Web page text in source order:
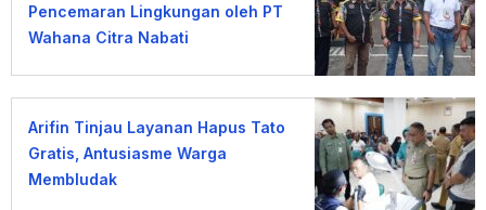
Pencemaran Lingkungan oleh PT
Wahana Citra Nabati
Arifin Tinjau Layanan Hapus Tato
Gratis, Antusiasme Warga
Membludak